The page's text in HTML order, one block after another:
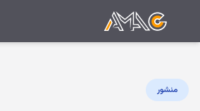
منشور